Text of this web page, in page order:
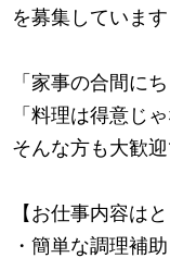
を募集しています
「家事の合間に
「料理は得意じ
そんな方も大歓
【お仕事内容は
・簡単な調理補